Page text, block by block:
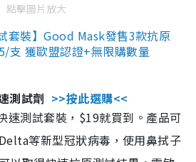
點擊圖片放大
套裝】Good Mask發售3款抗原
支 獲歐盟認證+無限購數量
測試劑 >>按此選購<<
速測試套裝，$19就買到。產品可
等新型冠狀病毒，使用鼻拭子